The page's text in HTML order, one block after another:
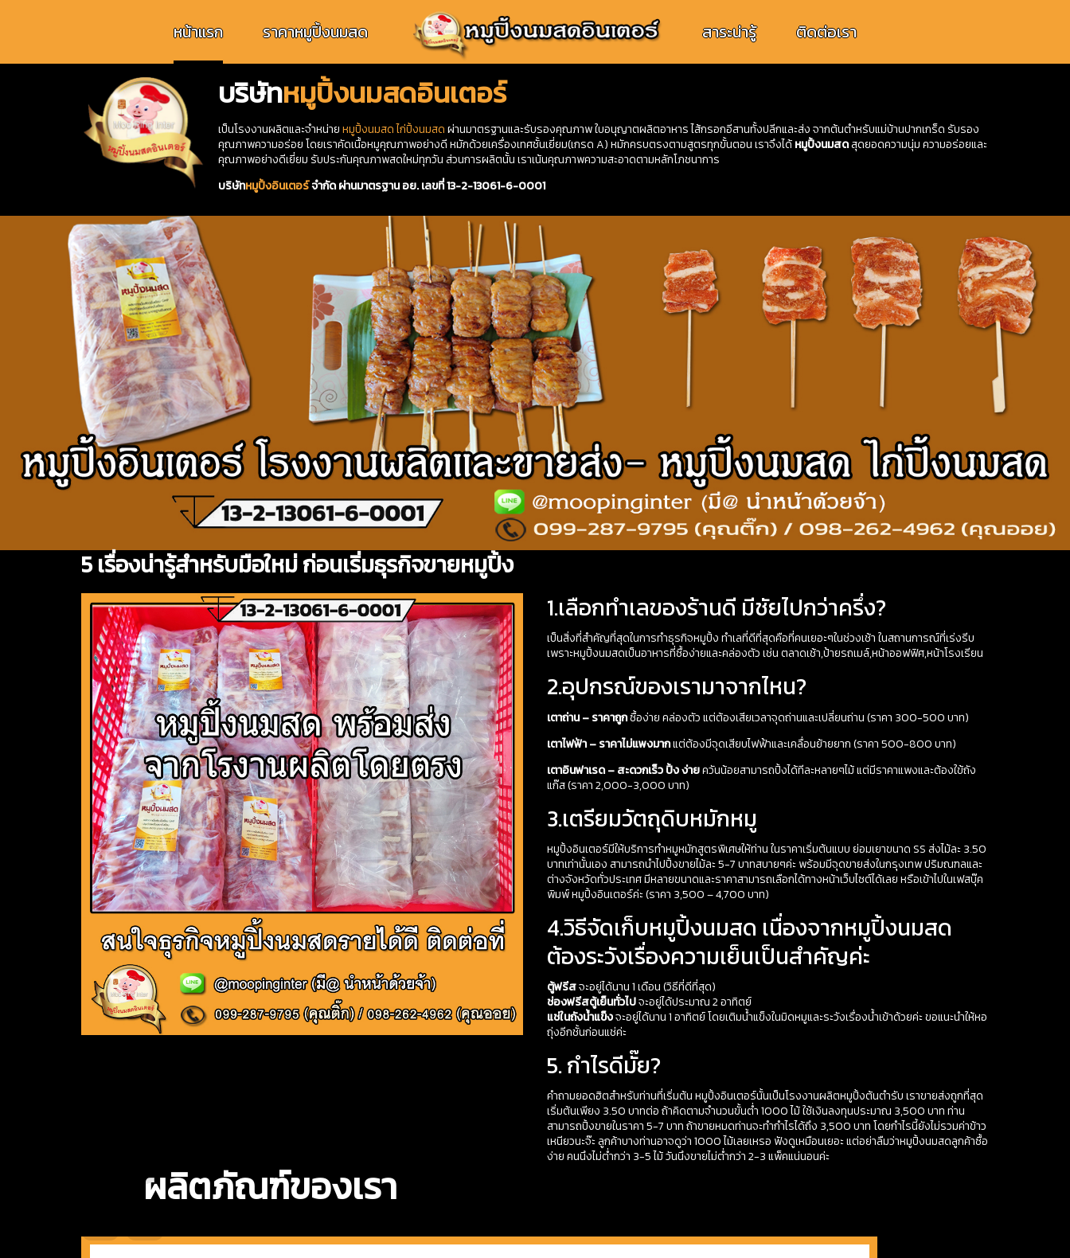
หน้าแรก ราคาหมูปิ้งนมสด สาระน่ารู้ ติดต่อเรา
บริษัทหมูปิ้งนมสดอินเตอร์
เป็นโรงงานผลิตและจำหน่ายหมูปิ้งนมสดไก่ปิ้งนมสดผ่านมาตรฐานและรับรองคุณภาพ ใบอนุญาตผลิตอาหาร ไส้กรอกอีสานทั้งปลีกและส่ง จากต้นตำหรับแม่บ้านปากเกร็ด รับรอง
คุณภาพความอร่อย โดยเราคัดเนื้อหมูคุณภาพอย่างดี หมักด้วยเครื่องเทศชั้นเยี่ยม(เกรด A) หมักครบตรงตามสูตรทุกขั้นตอน เราจึงได้หมูปิ้งนมสดสุดยอดความนุ่ม ความอร่อยและ
คุณภาพอย่างดีเยี่ยม รับประกันคุณภาพสดใหม่ทุกวัน ส่วนการผลิตนั้น เราเน้นคุณภาพความสะอาดตามหลักโภชนาการ
บริษัทหมูปิ้งอินเตอร์จำกัด ผ่านมาตรฐาน อย. เลขที่ 13-2-13061-6-0001
5 เรื่องน่ารู้สำหรับมือใหม่ ก่อนเริ่มธุรกิจขายหมูปิ้ง
1.เลือกทำเลของร้านดี มีชัยไปกว่าครึ่ง?
เป็นสิ่งที่สำคัญที่สุดในการทำธุรกิจหมูปิ้ง ทำเลที่ดีที่สุดคือที่คนเยอะๆในช่วงเช้า ในสถานการณ์ที่เร่งรีบ
เพราะหมูปิ้งนมสดเป็นอาหารที่ซื้อง่ายและคล่องตัว เช่น ตลาดเช้า,ป้ายรถเมล์,หน้าออฟฟิศ,หน้าโรงเรียน
2.อุปกรณ์ของเรามาจากไหน?
เตาถ่าน – ราคาถูกซื้อง่าย คล่องตัว แต่ต้องเสียเวลาจุดถ่านและเปลี่ยนถ่าน (ราคา 300-500 บาท)
เตาไฟฟ้า – ราคาไม่แพงมากแต่ต้องมีจุดเสียบไฟฟ้าและเคลื่อนย้ายยาก (ราคา 500-800 บาท)
เตาอินฟาเรด – สะดวกเร็ว ปิ้ง ง่ายควันน้อยสามารถปิ้งได้ทีละหลายๆไม้ แต่มีราคาแพงและต้องใข้ถัง
แก๊ส (ราคา 2,000-3,000 บาท)
3.เตรียมวัตถุดิบหมักหมู
หมูปิ้งอินเตอร์มีให้บริการทำหมูหมักสูตรพิเศษให้ท่าน ในราคาเริ่มต้นแบบ ย่อมเยาขนาด SS ส่งไม้ละ 3.50
บาทเท่านั้นเอง สามารถนำไปปิ้งขายไม้ละ 5-7 บาทสบายๆค่ะ พร้อมมีจุดขายส่งในกรุงเทพ ปริมณฑลและ
ต่างจังหวัดทั่วประเทศ มีหลายขนาดและราคาสามารถเลือกได้ทางหน้าเว็บไซต์ได้เลย หรือเข้าไปในเฟสบุ๊ค
พิมพ์ หมูปิ้งอินเตอร์ค่ะ (ราคา 3,500 – 4,700 บาท)
4.วิธีจัดเก็บหมูปิ้งนมสด เนื่องจากหมูปิ้งนมสด
ต้องระวังเรื่องความเย็นเป็นสำคัญค่ะ
ตู้ฟรีสจะอยู่ได้นาน 1 เดือน (วิธีที่ดีที่สุด)
ช่องฟรีสตู้เย็นทั่วไปจะอยู่ได้ประมาณ 2 อาทิตย์
แช่ในถังน้ำแข็งจะอยู่ได้นาน 1 อาทิตย์ โดยเติมน้ำแข็งในมิดหมูและระวังเรื่องน้ำเข้าด้วยค่ะ ขอแนะนำให้หอ
ถุ่งอีกชั้นก่อนแช่ค่ะ
5. กำไรดีมั๊ย?
คำถามยอดฮิตสำหรับท่านที่เริ่มต้น หมูปิ้งอินเตอร์นั้นเป็นโรงงานผลิตหมูปิ้งต้นตำรับ เราขายส่งถูกที่สุด
เริ่มต้นเพียง 3.50 บาทต่อ ถ้าคิดตามจำนวนขั้นต่ำ 1000 ไม้ ใช้เงินลงทุนประมาณ 3,500 บาท ท่าน
สามารถปิ้งขายในราคา 5-7 บาท ถ้าขายหมดท่านจะทำกำไรได้ถึง 3,500 บาท โดยกำไรนี้ยังไม่รวมค่าข้าว
เหนียวนะจ๊ะ ลูกค้าบางท่านอาจดูว่า 1000 ไม้เลยเหรอ ฟังดูเหมือนเยอะ แต่อย่าลืมว่าหมูปิ้งนมสดลูกค้าซื้อ
ง่าย คนนึงไม่ต่ำกว่า 3-5 ไม้ วันนึงขายไม่ต่ำกว่า 2-3 แพ็คแน่นอนค่ะ
ผลิตภัณฑ์ของเรา